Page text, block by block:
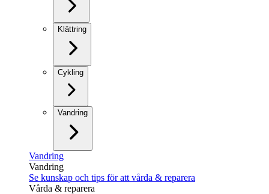
Klättring
Cykling
Vandring
Vandring
Vandring
Se kunskap och tips för att vårda & reparera
Vårda & reparera